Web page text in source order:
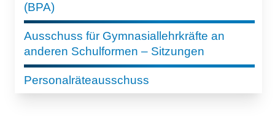
(BPA)
Ausschuss für Gymnasiallehrkräfte an
anderen Schulformen – Sitzungen
Personalräteausschuss